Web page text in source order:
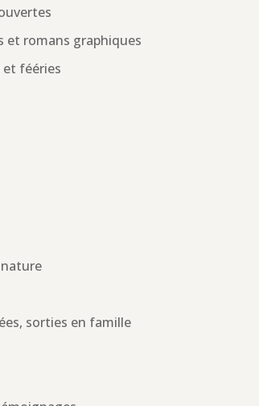
et romans graphiques
et fééries
sorties en famille